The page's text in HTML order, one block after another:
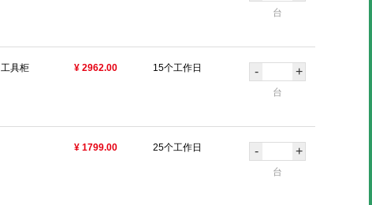
台
工具柜 ¥ 2962.00 15个工作日 - +
台
¥ 1799.00 25个工作日 - +
台